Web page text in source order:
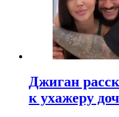
Джиган
к ухажеру